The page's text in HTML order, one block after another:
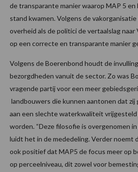
de transparante manier waarop MAP 5
stand kwamen. Volgens de
overheid als de politici de vertaalslag naar
op een correcte en transparante manier
Volgens de Boerenbond houdt de
bezorgdheden vanuit de sector. Zo was
vragende partij voor een meer
landbouwers die kunnen aantonen dat zij
aan een slechte waterkwaliteit
worden. “Deze filosofie is overgenomen
luidt het in de mededeling. Verder noemt
ook positief dat MAP5 de focus meer op
op perceelniveau, dit zowel voor